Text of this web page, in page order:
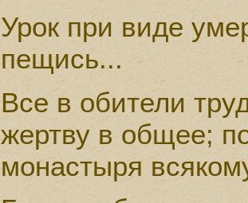
Урок при виде
пещись...
Все в обители
жертву в общее;
монастыря